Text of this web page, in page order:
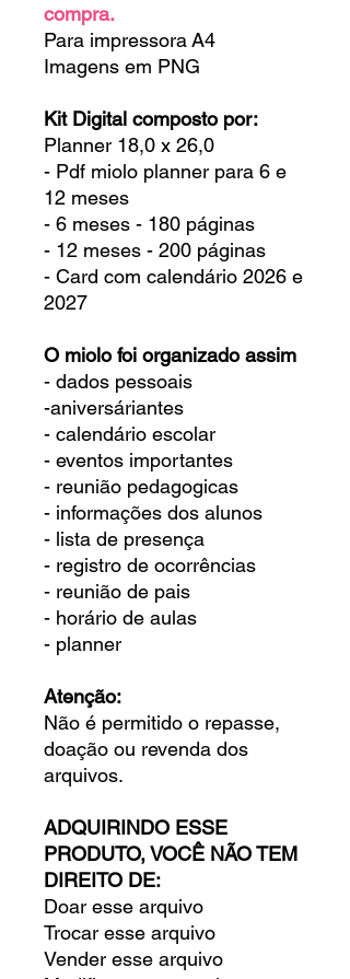
compra.
Para impressora A4
Imagens em PNG
Kit Digital composto por:
Planner 18,0 x 26,0
- Pdf miolo planner para 6 e
12 meses
- 6 meses - 180 páginas
- 12 meses - 200 páginas
- Card com calendário 2026 e
2027
O miolo foi organizado assim
- dados pessoais
-aniversáriantes
- calendário escolar
- eventos importantes
- reunião pedagogicas
- informações dos alunos
- lista de presença
- registro de ocorrências
- reunião de pais
- horário de aulas
- planner
Atenção:
Não é permitido o repasse,
doação ou revenda dos
arquivos.
ADQUIRINDO ESSE
PRODUTO, VOCÊ NÃO TEM
DIREITO DE:
Doar esse arquivo
Trocar esse arquivo
Vender esse arquivo